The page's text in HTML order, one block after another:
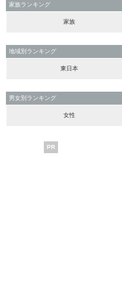
家族ランキング
家族
地域別ランキング
東日本
男女別ランキング
女性
PR